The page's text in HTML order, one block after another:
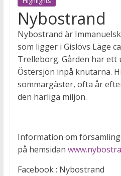
Nybostrand
Nybostrand är
som ligger i Gislövs Läge
Trelleborg. Gården har ett
Östersjön inpå knutarna.
sommargäster, ofta år
den härliga miljön.
Information om
på hemsidan
Facebook : Nybostrand